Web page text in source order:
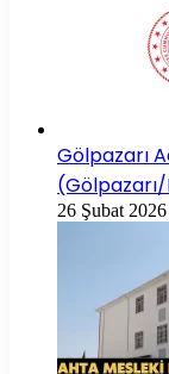
Gölpazarı
26 Şubat 2026